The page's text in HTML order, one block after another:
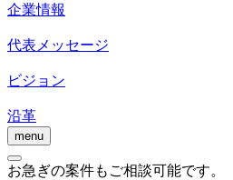
企業情報
代表メッセージ
ビジョン
沿革
menu
お急ぎの案件もご相談可能です。